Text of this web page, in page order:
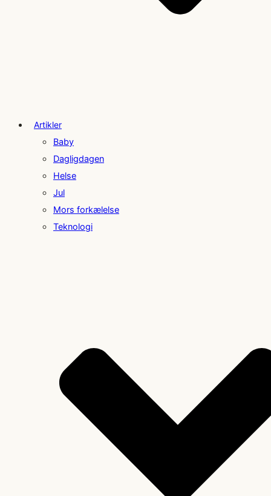
Artikler
Baby
Dagligdagen
Helse
Jul
Mors forkælelse
Teknologi